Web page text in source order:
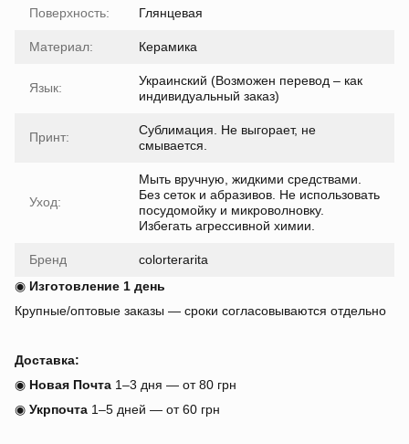
Поверхность: Глянцевая
Материал: Керамика
Язык:
Украинский (Возможен перевод – как
индивидуальный заказ)
Принт:
Сублимация. Не выгорает, не
смывается.
Уход:
Мыть вручную, жидкими средствами.
Без сеток и абразивов. Не использовать
посудомойку и микроволновку.
Избегать агрессивной химии.
Бренд
colorterarita
◉ Изготовление 1 день
Крупные/оптовые заказы — сроки согласовываются отдельно
Доставка:
◉ Новая Почта 1–3 дня — от 80 грн
◉ Укрпочта 1–5 дней — от 60 грн